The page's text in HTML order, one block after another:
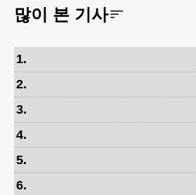
많이 본 기사
1.
2.
3.
4.
5.
6.